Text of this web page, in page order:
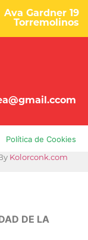
Ava Gardner 19
Torremolinos
Política de Cookies
Kolorconk.com
DE LA